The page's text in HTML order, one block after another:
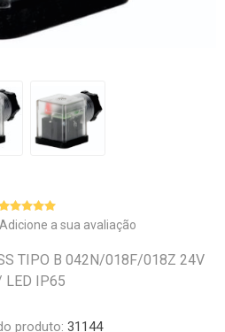
Adicione a sua avaliação
TIPO B 042N/018F/018Z 24V
LED IP65
produto: 31144